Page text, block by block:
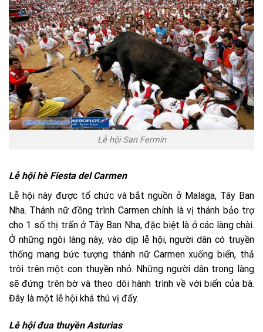
Lễ hội San Fermin
Lễ hội hè Fiesta del Carmen
Lễ hội này được tổ chức và bắt nguồn ở Malaga, Tây Ban
Nha. Thánh nữ đồng trình Carmen chính là vị thánh bảo trợ
cho 1 số thị trấn ở Tây Ban Nha, đặc biệt là ở các làng chài.
Ở những ngôi làng này, vào dịp lễ hội, người dân có truyền
thống mang bức tượng thánh nữ Carmen xuống biển, thả
trôi trên một con thuyền nhỏ. Những người dân trong làng
sẽ đứng trên bờ và theo dõi hành trình về với biển của bà.
Đây là một lễ hội khá thú vị đấy.
Lễ hội đua thuyền Asturias